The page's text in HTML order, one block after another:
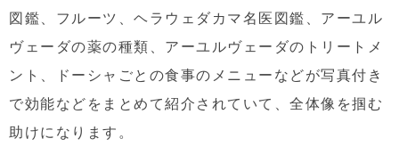
図鑑、フルーツ、ヘラウェダカマ名医図鑑、アーユル
ヴェーダの薬の種類、アーユルヴェーダのトリートメ
ント、ドーシャごとの食事のメニューなどが写真付き
で効能などをまとめて紹介されていて、全体像を掴む
助けになります。